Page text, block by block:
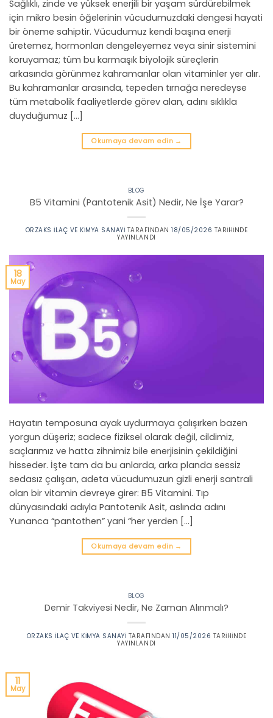
Sağlıklı, zinde ve yüksek enerjili bir yaşam sürdürebilmek
için mikro besin öğelerinin vücudumuzdaki dengesi hayati
bir öneme sahiptir. Vücudumuz kendi başına enerji
üretemez, hormonları dengeleyemez veya sinir sistemini
koruyamaz; tüm bu karmaşık biyolojik süreçlerin
arkasında görünmez kahramanlar olan vitaminler yer alır.
Bu kahramanlar arasında, tepeden tırnağa neredeyse
tüm metabolik faaliyetlerde görev alan, adını sıklıkla
duyduğumuz […]
Okumaya devam edin →
BLOG
B5 Vitamini (Pantotenik Asit) Nedir, Ne İşe Yarar?
ORZAKS İLAÇ VE KIMYA SANAYI TARAFINDAN 18/05/2026 TARIHINDE
YAYINLANDI
18
May
Hayatın temposuna ayak uydurmaya çalışırken bazen
yorgun düşeriz; sadece fiziksel olarak değil, cildimiz,
saçlarımız ve hatta zihnimiz bile enerjisinin çekildiğini
hisseder. İşte tam da bu anlarda, arka planda sessiz
sedasız çalışan, adeta vücudumuzun gizli enerji santrali
olan bir vitamin devreye girer: B5 Vitamini. Tıp
dünyasındaki adıyla Pantotenik Asit, aslında adını
Yunanca “pantothen” yani “her yerden […]
Okumaya devam edin →
BLOG
Demir Takviyesi Nedir, Ne Zaman Alınmalı?
ORZAKS İLAÇ VE KIMYA SANAYI TARAFINDAN 11/05/2026 TARIHINDE
YAYINLANDI
11
May